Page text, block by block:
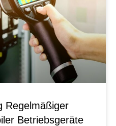
Regelmäßiger
Betriebsgeräte